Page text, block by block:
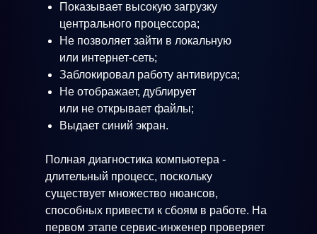
Показывает высокую загрузку
центрального процессора;
Не позволяет зайти в локальную
или интернет-сеть;
Заблокировал работу антивируса;
Не отображает, дублирует
или не открывает файлы;
Выдает синий экран.
Полная диагностика компьютера -
длительный процесс, поскольку
существует множество нюансов,
способных привести к сбоям в работе. На
первом этапе сервис-инженер проверяет